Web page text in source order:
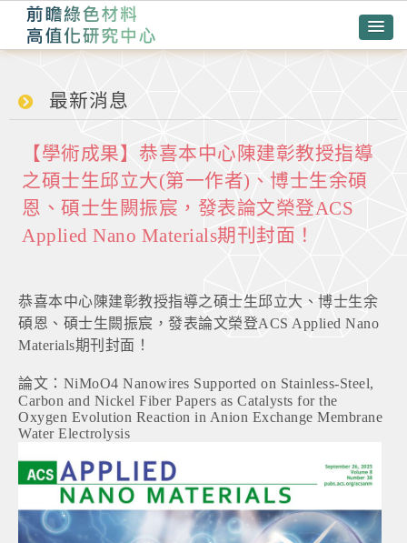
最新消息
【學術成果】恭喜本中心陳建彰教授指導
之碩士生邱立大(第一作者)、博士生余碩
恩、碩士生闕振宸，發表論文榮登ACS
Applied Nano Materials期刊封面！
恭喜本中心陳建彰教授指導之碩士生邱立大、博士生余
碩恩、碩士生闕振宸，發表論文榮登ACS Applied Nano
Materials期刊封面！
論文：NiMoO4 Nanowires Supported on Stainless-Steel,
Carbon and Nickel Fiber Papers as Catalysts for the
Oxygen Evolution Reaction in Anion Exchange Membrane
Water Electrolysis